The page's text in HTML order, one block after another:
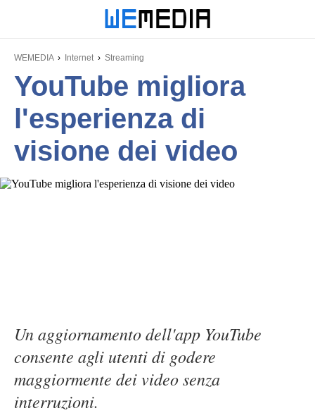
WEMEDIA Internet Streaming
YouTube migliora
l'esperienza di
visione dei video
Un aggiornamento dell'app YouTube
consente agli utenti di godere
maggiormente dei video senza
interruzioni.